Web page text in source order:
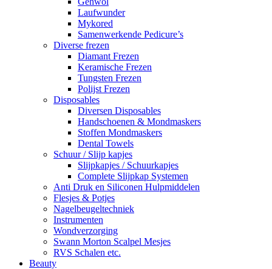
Laufwunder
Mykored
Samenwerkende Pedicure’s
Diverse frezen
Diamant Frezen
Keramische Frezen
Tungsten Frezen
Polijst Frezen
Disposables
Diversen Disposables
Handschoenen & Mondmaskers
Stoffen Mondmaskers
Dental Towels
Schuur / Slijp kapjes
Slijpkapjes / Schuurkapjes
Complete Slijpkap Systemen
Anti Druk en Siliconen Hulpmiddelen
Flesjes & Potjes
Nagelbeugeltechniek
Instrumenten
Wondverzorging
Swann Morton Scalpel Mesjes
RVS Schalen etc.
Beauty